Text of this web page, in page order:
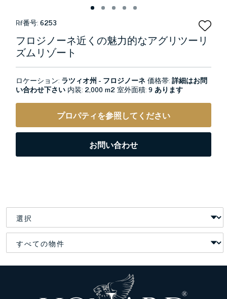
Rif番号:6253
フロジノーネ近くの魅力的なアグリツーリ
ズムリゾート
ロケーション: ラツィオ州 - フロジノーネ価格帯:詳細はお問
い合わせ下さい 内装: 2,000 m2室外面積:9 あります
プロパティを参照してください
お問い合わせ